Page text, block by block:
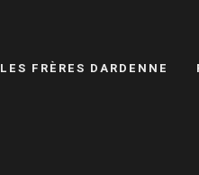
LES FRÈRES DARDENNE